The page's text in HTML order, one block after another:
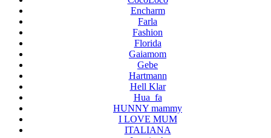
Encharm
Farla
Fashion
Florida
Gaiamom
Gebe
Hartmann
Hell Klar
Hua_fa
HUNNY mammy
I LOVE MUM
ITALIANA